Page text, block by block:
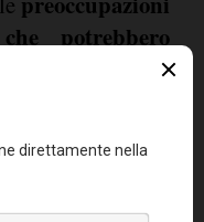
potrebbero
della ripresa
e del settore
in particolare.